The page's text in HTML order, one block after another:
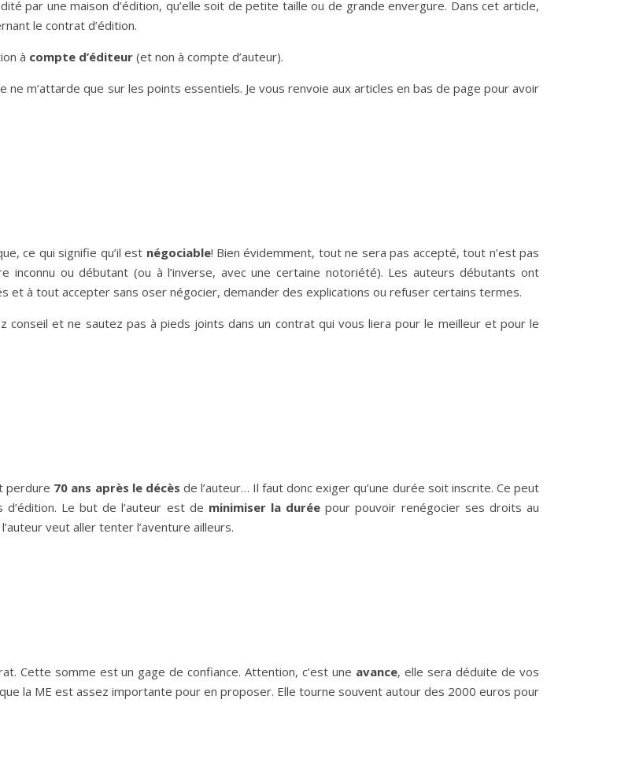
par une maison d’édition, qu’elle soit de petite taille ou de grande envergure. Dans cet article,
le contrat d’édition.
à compte d’éditeur (et non à compte d’auteur).
ne m’attarde que sur les points essentiels. Je vous renvoie aux articles en bas de page pour avoir
ce qui signifie qu’il est négociable! Bien évidemment, tout ne sera pas accepté, tout n’est pas
ou débutant (ou à l’inverse, avec une certaine notoriété). Les auteurs débutants ont
et à tout accepter sans oser négocier, demander des explications ou refuser certains termes.
conseil et ne sautez pas à pieds joints dans un contrat qui vous liera pour le meilleur et pour le
perdure 70 ans après le décès de l’auteur… Il faut donc exiger qu’une durée soit inscrite. Ce peut
Le but de l’auteur est de minimiser la durée pour pouvoir renégocier ses droits au
veut aller tenter l’aventure ailleurs.
Cette somme est un gage de confiance. Attention, c’est une avance, elle sera déduite de vos
la ME est assez importante pour en proposer. Elle tourne souvent autour des 2000 euros pour